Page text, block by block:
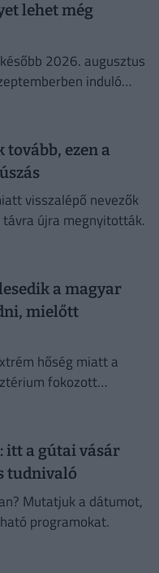
lehet még
2026. augusztus
induló
ezen a
visszalépő nevezők
újra megnyitották.
a magyar
mielőtt
hőség miatt a
fokozott
itt a gútai vásár
tudnivaló
Mutatjuk a dátumot,
programokat.